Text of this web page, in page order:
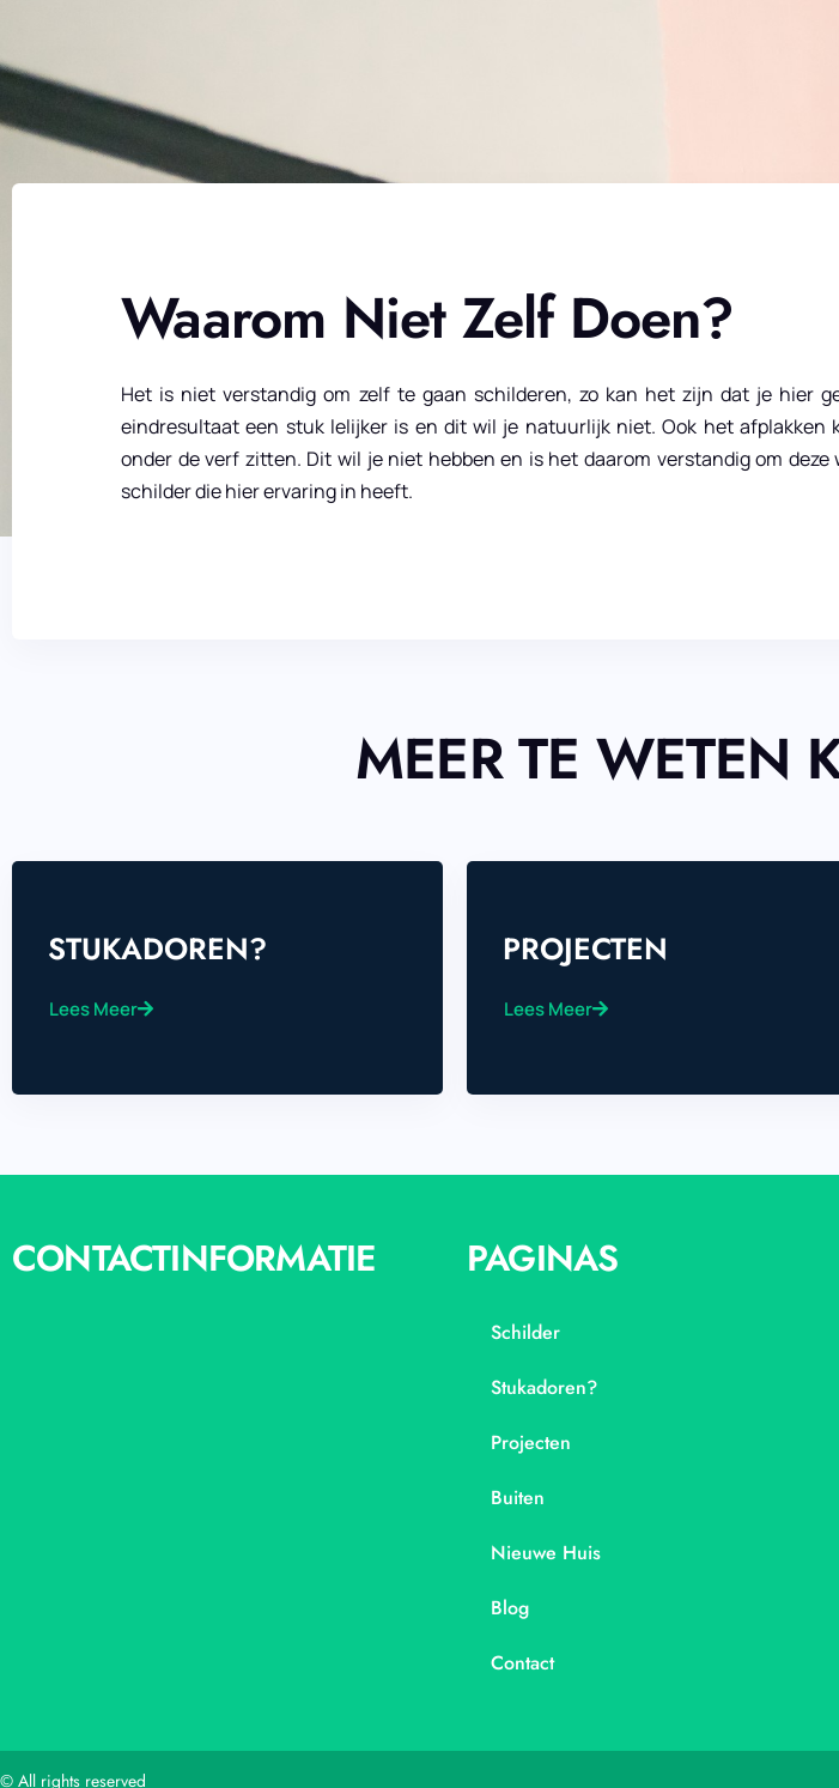
Waarom Niet Zelf Doen?
Het is niet verstandig om zelf te gaan schilderen, zo kan het zijn dat je hier
eindresultaat een stuk lelijker is en dit wil je natuurlijk niet. Ook het
onder de verf zitten. Dit wil je niet hebben en is het daarom verstandig om
schilder die hier ervaring in heeft.
MEER TE WETEN
STUKADOREN?
Lees Meer
PROJECTEN
Lees Meer
CONTACTINFORMATIE PAGINAS
Schilder
Stukadoren?
Projecten
Buiten
Nieuwe Huis
Blog
Contact
© All rights reserved